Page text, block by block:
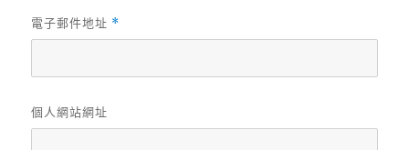
電子郵件地址 *
個人網站網址